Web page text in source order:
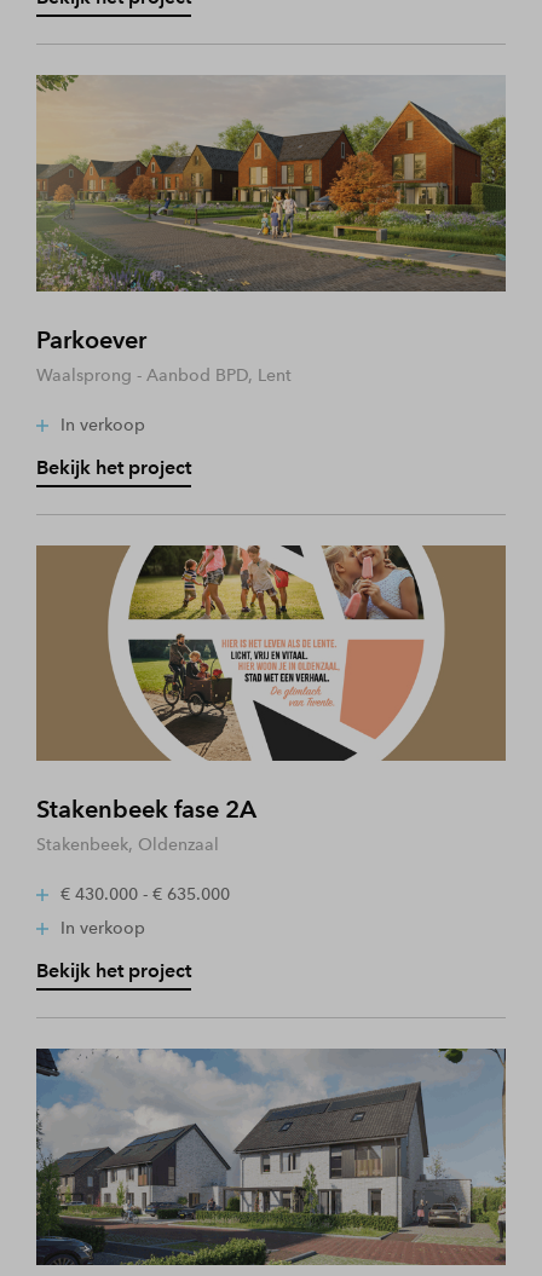
Parkoever
Waalsprong - Aanbod BPD, Lent
In verkoop
Bekijk het project
Stakenbeek fase 2A
Stakenbeek, Oldenzaal
€ 430.000 - € 635.000
In verkoop
Bekijk het project